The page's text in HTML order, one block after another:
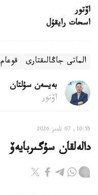
اۆتور
اسحات رايقۇل
الماتى جاڭالىقتارى قوعام
بەيسەن سۇلتان
اۆتور
10:55, 07 تامىز 2026
دالەلقان سۇگىربايەۆ